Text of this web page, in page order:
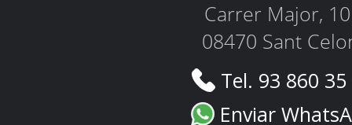
Carrer Major,
08470 Sant
Tel. 93 860
Enviar